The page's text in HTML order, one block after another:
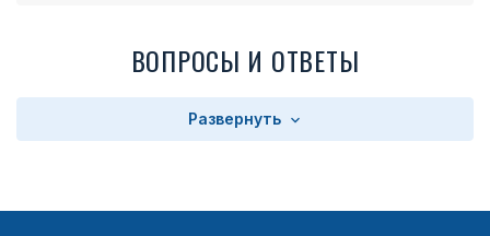
ВОПРОСЫ И ОТВЕТЫ
Развернуть